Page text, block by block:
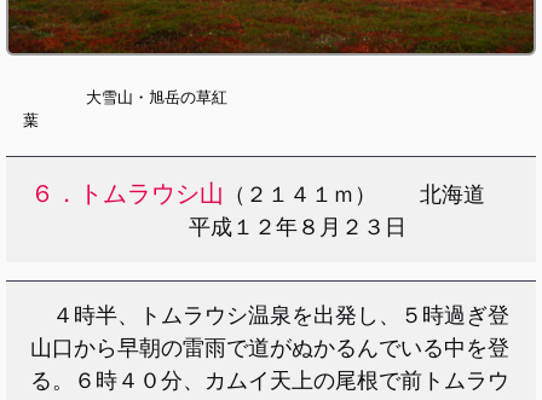
大雪山・旭岳の草紅
葉
６．トムラウシ山 （２１４１ｍ） 北海道
平成１２年８月２３日
４時半、トムラウシ温泉を出発し、５時過ぎ登
山口から早朝の雷雨で道がぬかるんでいる中を登
る。６時４０分、カムイ天上の尾根で前トムラウ